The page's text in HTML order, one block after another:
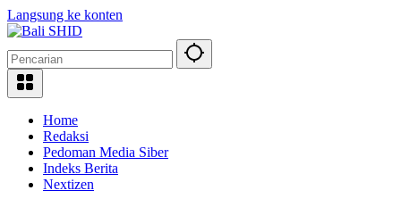
Langsung ke konten
Home
Redaksi
Pedoman Media Siber
Indeks Berita
Nextizen